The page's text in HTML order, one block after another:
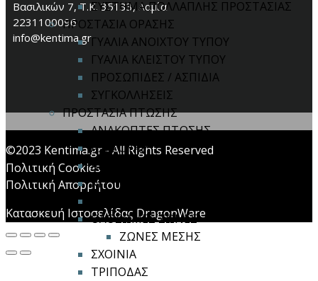
ΣΥΣΤΗΜΑ ΠΟΛΛΑΠΛΗΣ ΠΡΟΣΤΑΣΙΑΣ
ΠΡΟΣΤΑΣΙΑ ΟΡΑΣΗΣ
ΓΥΑΛΙΑ ΑΝΟΙΧΤΟΥ ΤΥΠΟΥ
ΓΥΑΛΙΑ ΚΛΕΙΣΤΟΥ ΤΥΠΟΥ
ΠΡΟΣΩΠΙΔΕΣ / ΑΣΠΙΔΙΑ
ΣΥΓΚΟΛΛΗΣΕΙΣ
ΠΡΟΣΤΑΣΙΑ ΠΤΩΣΗΣ
ΑΝΑΚΟΠΤΕΣ ΠΤΩΣΗΣ
ΑΞΕΣΟΥΑΡ
ΑΠΟΡΡΟΦΗΤΕΣ ΕΝΕΡΓΕΙΑΣ
ΚΙΤ ΠΤΩΣΗΣ
ΟΛΟΣΩΜΕΣ ΖΩΝΕΣ
ΖΩΝΕΣ ΜΕΣΗΣ
ΣΧΟΙΝΙΑ
ΤΡΙΠΟΔΑΣ
Βασιλικών 7, Τ.Κ. 35133, Λαμία
2231100096
info@kentima.gr
©2023 Kentima.gr - All Rights Reserved
Πολιτική Cookies
Πολιτική Απορρήτου
Κατασκευή Ιστοσελίδας DragonWare